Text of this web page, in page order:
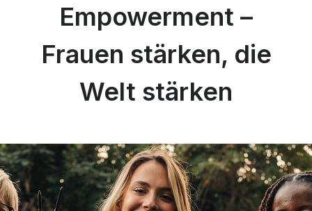
Empowerment –
Frauen stärken, die
Welt stärken